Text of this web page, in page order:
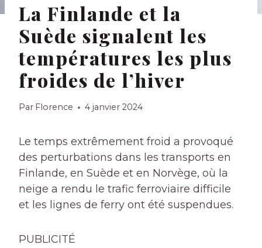
La Finlande et la
Suède signalent les
températures les plus
froides de l’hiver
Par Florence 4 janvier 2024
Le temps extrêmement froid a provoqué
des perturbations dans les transports en
Finlande, en Suède et en Norvège, où la
neige a rendu le trafic ferroviaire difficile
et les lignes de ferry ont été suspendues.
PUBLICITÉ